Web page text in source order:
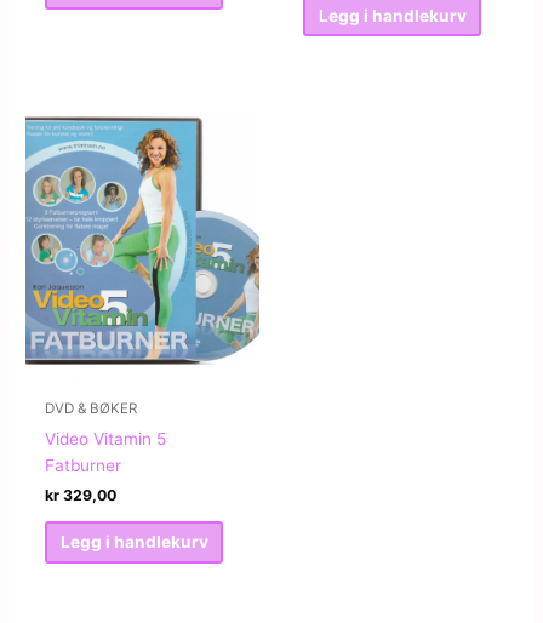
Legg i handlekurv
DVD & BØKER
Video Vitamin 5
Fatburner
kr 329,00
Legg i handlekurv